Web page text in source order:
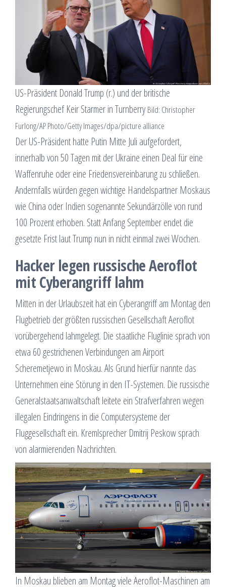
US-Präsident Donald Trump (r.) und der britische
Regierungschef Keir Starmer in TurnberryBild: Christopher
Furlong/AP Photo/Getty Images/dpa/picture alliance
Der US-Präsident hatte Putin Mitte Juli aufgefordert,
innerhalb von 50 Tagen mit der Ukraine einen Deal für eine
Waffenruhe oder eine Friedensvereinbarung zu schließen.
Andernfalls würden gegen wichtige Handelspartner Moskaus
wie China oder Indien sogenannte Sekundärzölle von rund
100 Prozent erhoben. Statt Anfang September endet die
gesetzte Frist laut Trump nun in nicht einmal zwei Wochen.
Hacker legen russische Aeroflot
mit Cyberangriff lahm
Mitten in der Urlaubszeit hat ein Cyberangriff am Montag den
Flugbetrieb der größten russischen Gesellschaft Aeroflot
vorübergehend lahmgelegt. Die staatliche Fluglinie sprach von
etwa 60 gestrichenen Verbindungen am Airport
Scheremetjewo in Moskau. Als Grund hierfür nannte das
Unternehmen eine Störung in den IT-Systemen. Die russische
Generalstaatsanwaltschaft leitete ein Strafverfahren wegen
illegalen Eindringens in die Computersysteme der
Fluggesellschaft ein. Kremlsprecher Dmitrij Peskow sprach
von alarmierenden Nachrichten.
In Moskau blieben am Montag viele Aeroflot-Maschinen am